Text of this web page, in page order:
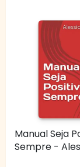
Manual Seja
Sempre -